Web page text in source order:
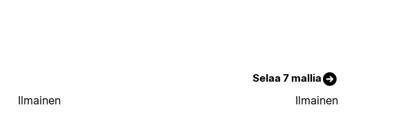
Selaa 7 mallia
Ilmainen Ilmainen